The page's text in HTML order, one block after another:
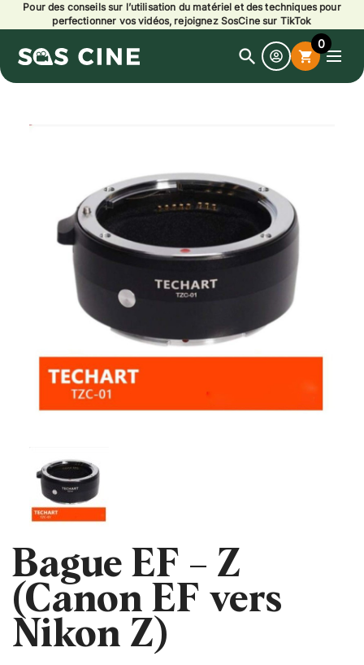
Pour des conseils sur l’utilisation du matériel et des techniques pour
perfectionner vos vidéos, rejoignez SosCine sur TikTok
search
Open
shopping_cart
0
Bague EF – Z
(Canon EF vers
Nikon Z)